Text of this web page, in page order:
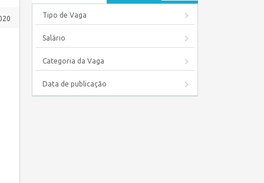
Tipo de Vaga
Salário
Categoria da Vaga
Data de publicação